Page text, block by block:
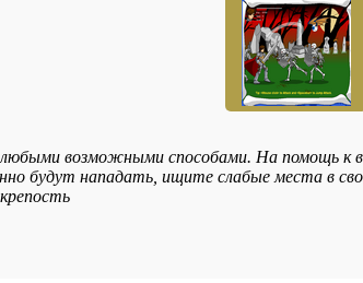
возможными способами. На помощь к
будут нападать, ищите слабые места в